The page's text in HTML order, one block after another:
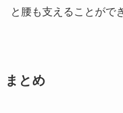
と腰も支えることがで
まとめ